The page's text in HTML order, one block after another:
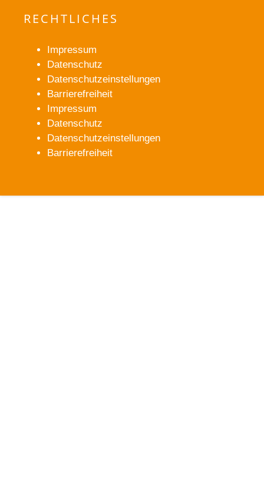
RECHTLICHES
Impressum
Datenschutz
Datenschutzeinstellungen
Barrierefreiheit
Impressum
Datenschutz
Datenschutzeinstellungen
Barrierefreiheit